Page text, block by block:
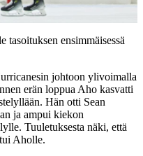
ensimmäisessä
johtoon ylivoimalla
erän loppua Aho kasvatti
Hän otti Sean
ja ampui kiekon
Tuuletuksesta näki, että
Aholle.